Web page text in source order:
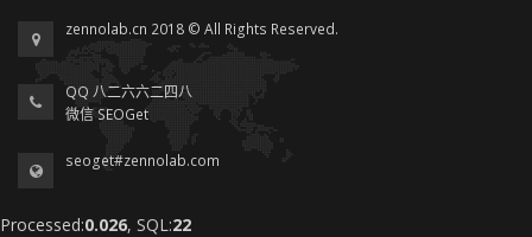
zennolab.cn 2018 © All Rights Reserved.
QQ 八二六六二四八
微信 SEOGet
seoget#zennolab.com
Processed:0.026, SQL:22